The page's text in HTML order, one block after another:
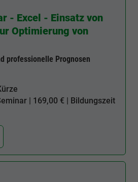
- Excel - Einsatz von
Optimierung von
professionelle Prognosen
| 169,00 € | Bildungszeit